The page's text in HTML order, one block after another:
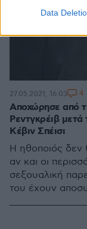
Data
Αποχώρησε από
Ρεντγκρέιβ
Κέβιν Σπέισι
Η ηθοποιός δεν
αν και οι
σεξουαλική
του έχουν
27.05.2021, 16:03 4